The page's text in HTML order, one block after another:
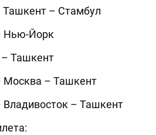
– Стамбул
Нью-Йорк
Ташкент
Москва – Ташкент
– Ташкент